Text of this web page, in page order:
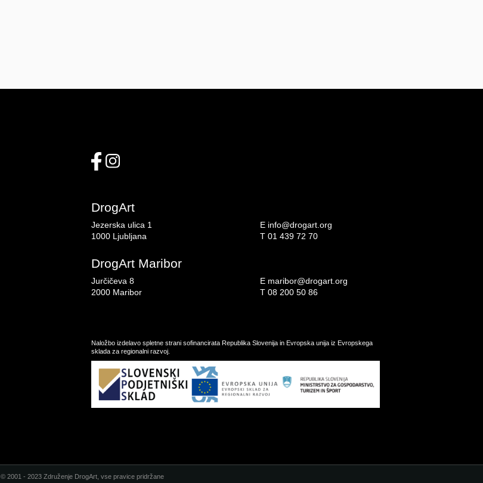
DrogArt
Jezerska ulica 1
1000 Ljubljana
E info@drogart.org
T 01 439 72 70
DrogArt Maribor
Jurčičeva 8
2000 Maribor
E maribor@drogart.org
T 08 200 50 86
Naložbo izdelavo spletne strani sofinancirata Republika Slovenija in Evropska unija iz Evropskega
sklada za regionalni razvoj.
© 2001 - 2023 Združenje DrogArt, vse pravice pridržane